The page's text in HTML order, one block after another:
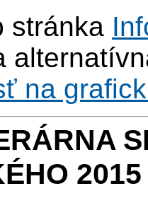
stránka
na
2015